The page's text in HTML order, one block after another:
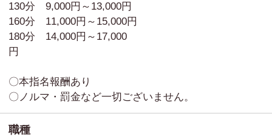
130分 9,000円～13,000円
160分 11,000円～15,000円
180分 14,000円～17,000
円
〇本指名報酬あり
〇ノルマ・罰金など一切ございません。
職種